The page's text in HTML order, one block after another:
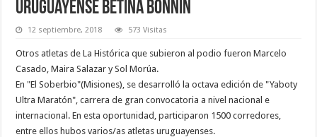
uruguayense Betina Bonnín
12 septiembre, 2018 573 Visitas
Otros atletas de La Histórica que subieron al podio fueron Marcelo
Casado, Maira Salazar y Sol Morúa.
En "El Soberbio"(Misiones), se desarrolló la octava edición de "Yaboty
Ultra Maratón", carrera de gran convocatoria a nivel nacional e
internacional. En esta oportunidad, participaron 1500 corredores,
entre ellos hubos varios/as atletas uruguayenses.